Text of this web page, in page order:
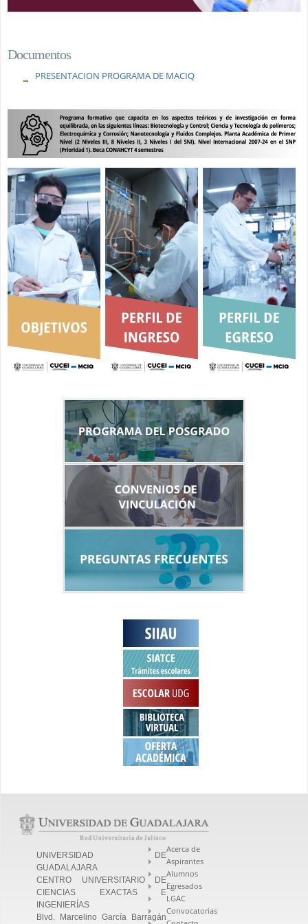
Documentos
PRESENTACION PROGRAMA DE MACIQ
UNIVERSIDAD DE
GUADALAJARA
CENTRO UNIVERSITARIO DE
CIENCIAS EXACTAS E
INGENIERÍAS
Blvd. Marcelino García Barragán
Acerca de
Aspirantes
Alumnos
Egresados
LGAC
Convocatorias